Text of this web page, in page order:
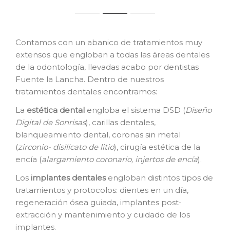
Contamos con un abanico de tratamientos muy
extensos que engloban a todas las áreas dentales
de la odontología, llevadas acabo por dentistas
Fuente la Lancha. Dentro de nuestros
tratamientos dentales encontramos:
La estética dental engloba el sistema DSD (Diseño
Digital de Sonrisas), carillas dentales,
blanqueamiento dental, coronas sin metal
(zirconio- disilicato de litio), cirugía estética de la
encía (alargamiento coronario, injertos de encía).
Los implantes dentalesengloban distintos tipos de
tratamientos y protocolos: dientes en un día,
regeneración ósea guiada, implantes post-
extracción y mantenimiento y cuidado de los
implantes.